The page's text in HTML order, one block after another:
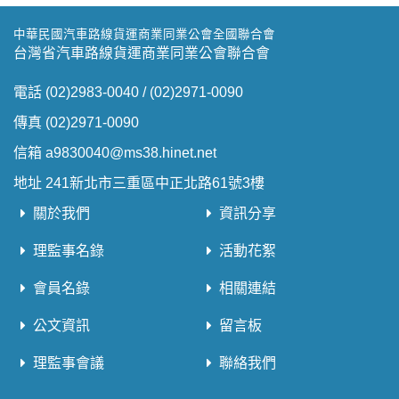
中華民國汽車路線貨運商業同業公會全國聯合會
台灣省汽車路線貨運商業同業公會聯合會
電話 (02)2983-0040 / (02)2971-0090
傳真 (02)2971-0090
信箱 a9830040@ms38.hinet.net
地址 241新北市三重區中正北路61號3樓
關於我們
理監事名錄
會員名錄
公文資訊
理監事會議
資訊分享
活動花絮
相關連結
留言板
聯絡我們